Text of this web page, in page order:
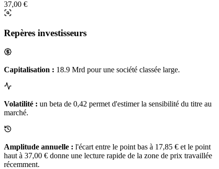
37,00 €
Repères investisseurs
Capitalisation : 18.9 Mrd pour une société classée large.
Volatilité : un beta de 0,42 permet d'estimer la sensibilité du titre au
marché.
Amplitude annuelle : l'écart entre le point bas à 17,85 € et le point
haut à 37,00 € donne une lecture rapide de la zone de prix travaillée
récemment.